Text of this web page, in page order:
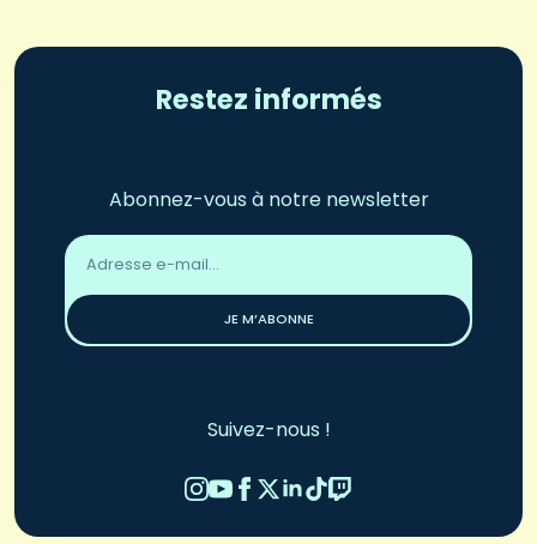
Restez informés
Abonnez-vous à notre newsletter
Adresse
email
JE M’ABONNE
Suivez-nous !